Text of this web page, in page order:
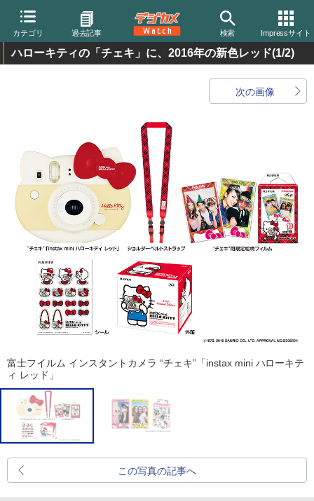
カテゴリ 過去記事 検索 Impressサイト
ハローキティの「チェキ」に、2016年の新色レッド(1/2)
次の画像
富士フイルム インスタントカメラ “チェキ”「instax mini ハローキテ
ィ レッド」
この写真の記事へ